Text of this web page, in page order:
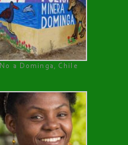
No a Dominga, Chile